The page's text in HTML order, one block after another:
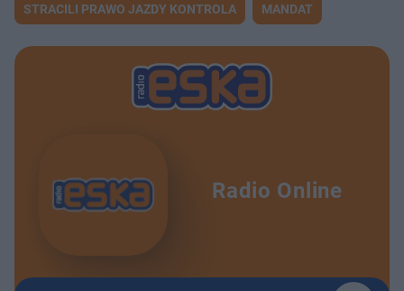
STRACILI PRAWO JAZDY KONTROLA MANDAT
Radio Online